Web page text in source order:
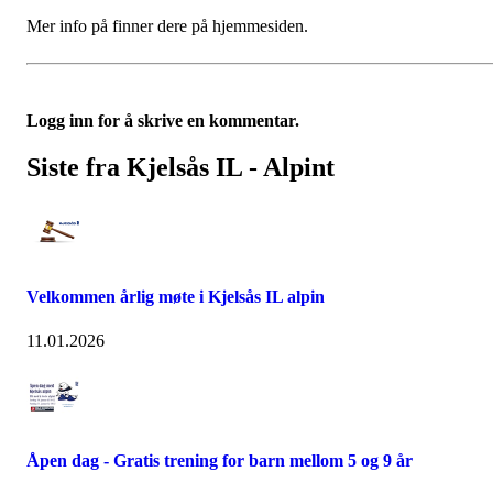
Mer info på finner dere på hjemmesiden.
Logg inn for å skrive en kommentar.
Siste fra Kjelsås IL - Alpint
Velkommen årlig møte i Kjelsås IL alpin
11.01.2026
Åpen dag - Gratis trening for barn mellom 5 og 9 år